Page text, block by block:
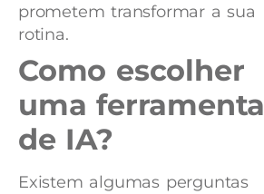
prometem transformar a sua
rotina.
Como escolher
uma ferramenta
de IA?
Existem algumas perguntas